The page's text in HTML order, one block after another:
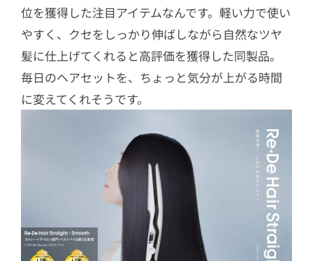
位を獲得した注目アイテムなんです。軽い力で使い
やすく、クセをしっかり伸ばしながら自然なツヤ
髪に仕上げてくれると高評価を獲得した同製品。
毎日のヘアセットを、ちょっと気分が上がる時間
に変えてくれそうです。